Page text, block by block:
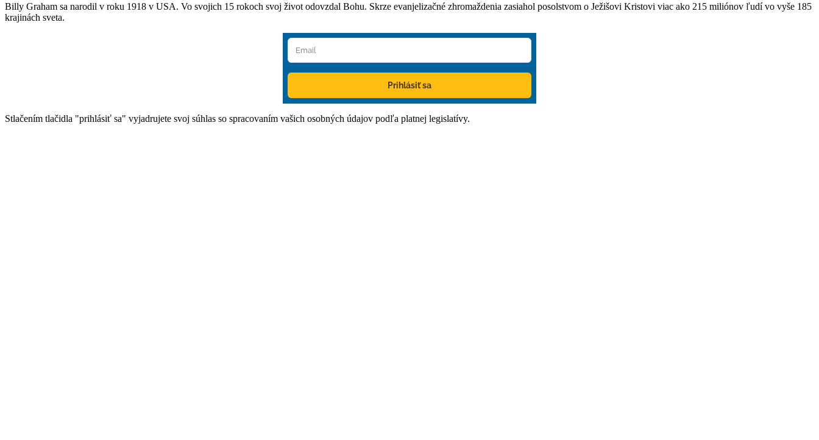
Billy Graham sa narodil v roku 1918 v USA. Vo svojich 15 rokoch svoj život odovzdal Bohu. Skrze evanjelizačné zhromaždenia zasiahol posolstvom o Ježišovi Kristovi viac ako 215 miliónov ľudí vo vyše 185
krajinách sveta.
Prihlásiť sa
Stlačením tlačidla "prihlásiť sa" vyjadrujete svoj súhlas so spracovaním vašich osobných údajov podľa platnej legislatívy.